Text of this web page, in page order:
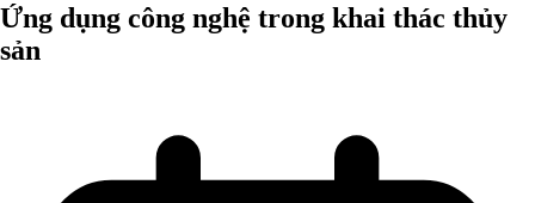
Ứng dụng công nghệ trong khai thác thủy
sản